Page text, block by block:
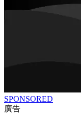
SPONSORED
廣告